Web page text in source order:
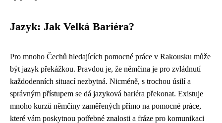
Jazyk: Jak Velká Bariéra?
Pro mnoho Čechů hledajících pomocné práce v Rakousku může
být jazyk překážkou. Pravdou je, že němčina je pro zvládnutí
každodenních situací nezbytná. Nicméně, s trochou úsilí a
správným přístupem se dá jazyková bariéra překonat. Existuje
mnoho kurzů němčiny zaměřených přímo na pomocné práce,
které vám poskytnou potřebné znalosti a fráze pro komunikaci